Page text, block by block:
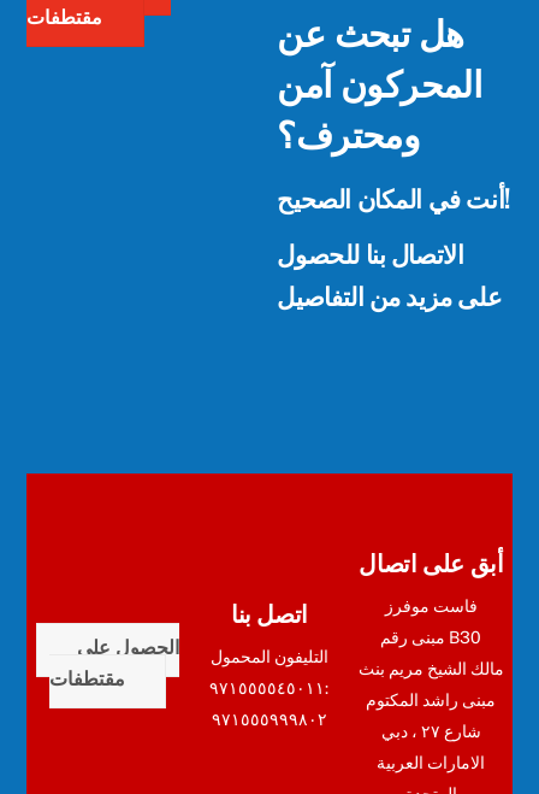
مقتطفات
هل تبحث عن
المحركون آمن
ومحترف؟
أنت في المكان الصحيح!
الاتصال بنا للحصول
على مزيد من التفاصيل
الحصول على
مقتطفات
اتصل بنا
التليفون المحمول
:٩٧١٥٥٥٥٤٥٠١١
٩٧١٥٥٥٩٩٩٨٠٢
أبق على اتصال
فاست موفرز
مبنى رقم B30
مالك الشيخ مريم بنث
مبنى راشد المكتوم
شارع ٢٧ ، دبي
الامارات العربية